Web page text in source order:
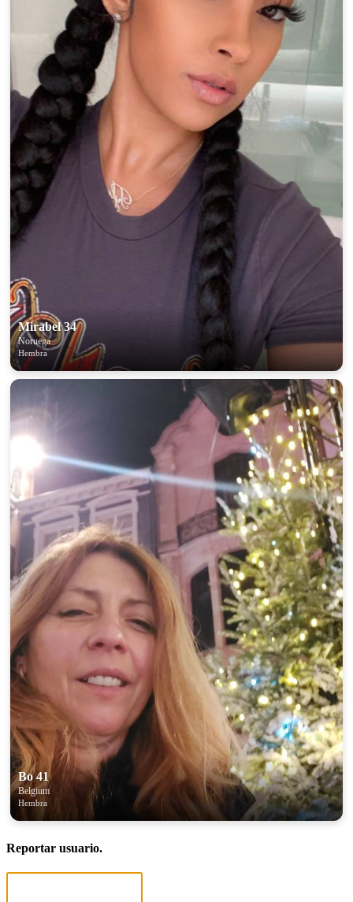
Mirabel 34
Noruega
Hembra
Bo 41
Belgium
Hembra
Reportar usuario.